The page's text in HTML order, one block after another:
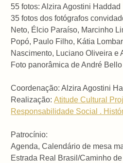
55 fotos: Alzira Agostini Haddad
35 fotos dos fotógrafos
Neto, Élcio Paraíso, Marcinho
Popó, Paulo Filho, Kátia
Nascimento, Luciano Oliveira e
Foto panorâmica de André
Coordenação: Alzira Agostini
Realização:Atitude Cultural
Responsabilidade Social .
Patrocínio:
Agenda, Calendário de mesa
Estrada Real Brasil/Caminho